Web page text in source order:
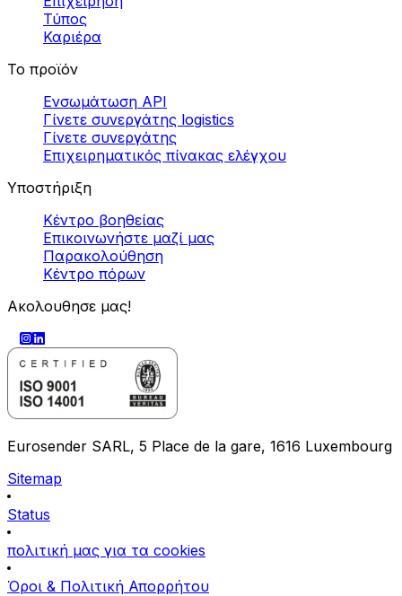
Τύπος
Καριέρα
Το προϊόν
Ενσωμάτωση API
Γίνετε συνεργάτης logistics
Γίνετε συνεργάτης
Επιχειρηματικός πίνακας ελέγχου
Υποστήριξη
Κέντρο βοηθείας
Επικοινωνήστε μαζί μας
Παρακολούθηση
Κέντρο πόρων
Ακολουθησε μας!
Eurosender SARL, 5 Place de la gare, 1616 Luxembourg
Sitemap
Status
πολιτική μας για τα cookies
Όροι & Πολιτική Απορρήτου